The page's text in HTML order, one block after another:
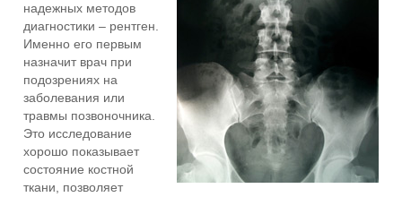
надежных методов
диагностики – рентген.
Именно его первым
назначит врач при
подозрениях на
заболевания или
травмы позвоночника.
Это исследование
хорошо показывает
состояние костной
ткани, позволяет